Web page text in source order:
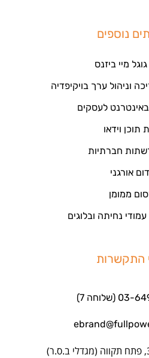
נוספים
מיי ביזנס
וניהול ערך בויקיפדיה
באינטרנט לעסקים
תוכן וידאו
חברתיות
אורגני
ממומן
נחיתה ובלוגים
התקשרות
(שלוחה 7)